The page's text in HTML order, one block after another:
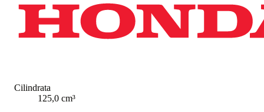
Cilindrata
125,0 cm³